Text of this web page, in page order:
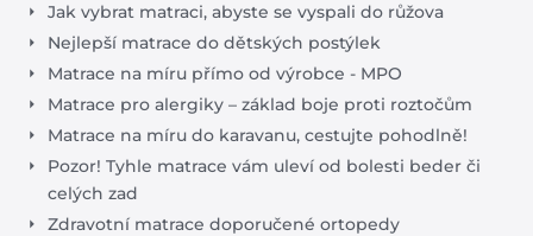
Jak vybrat matraci, abyste se vyspali do růžova
Nejlepší matrace do dětských postýlek
Matrace na míru přímo od výrobce - MPO
Matrace pro alergiky – základ boje proti roztočům
Matrace na míru do karavanu, cestujte pohodlně!
Pozor! Tyhle matrace vám uleví od bolesti beder či
celých zad
Zdravotní matrace doporučené ortopedy